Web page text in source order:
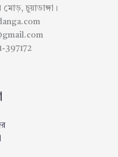
চুয়াডাঙ্গা।
397172